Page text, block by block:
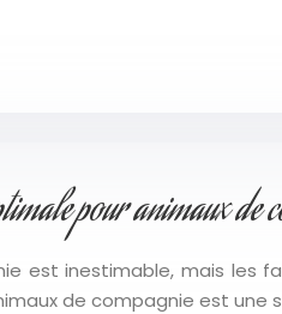
pour animaux de
est inestimable, mais
de compagnie est